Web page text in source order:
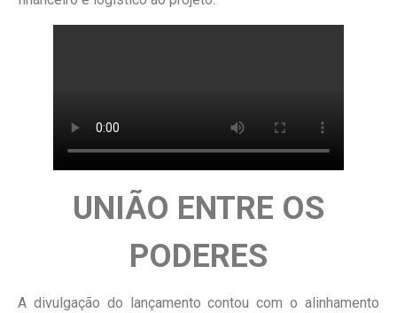
UNIÃO ENTRE OS
PODERES
A divulgação do lançamento contou com o alinhamento